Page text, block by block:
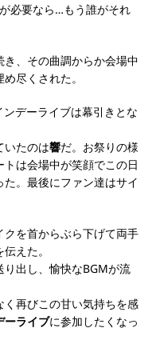
必要なら…もう誰がそれ
き、その曲調からか会場中
尽くされた。
ンデーライブは幕引きとな
いたのは響だ。お祭りの様
は会場中が笑顔でこの日
。 最後にファン達はサイ
を首からぶら下げて両手
えた。
り出し、愉快なBGMが流
再びこの甘い気持ちを感
ーライブに参加したくなっ